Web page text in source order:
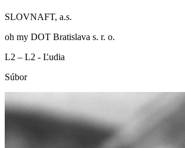
SLOVNAFT, a.s.
oh my DOT Bratislava s. r. o.
L2 – L2 - Ľudia
Súbor